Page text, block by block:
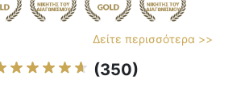
Δείτε περισσότερα >>
(350)